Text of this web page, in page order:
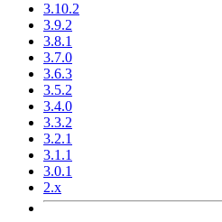
3.10.2
3.9.2
3.8.1
3.7.0
3.6.3
3.5.2
3.4.0
3.3.2
3.2.1
3.1.1
3.0.1
2.x